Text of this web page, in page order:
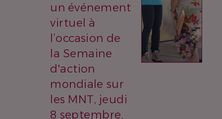
un événement
virtuel à
l’occasion de
la Semaine
d'action
mondiale sur
les MNT, jeudi
8 septembre.